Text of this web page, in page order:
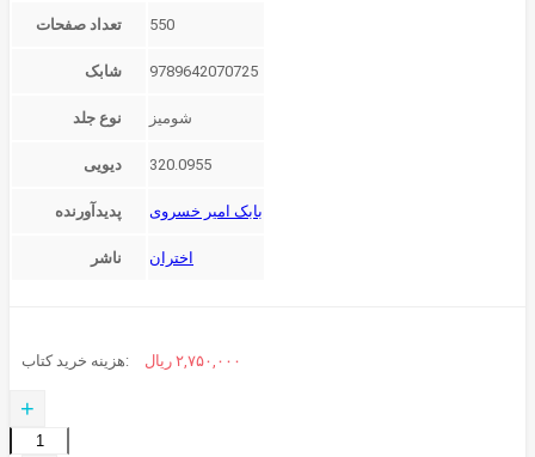
تعداد صفحات 550
شابک 9789642070725
نوع جلد شوميز
دیویی 320.0955
پدیدآورنده بابک امیر خسروی
ناشر اختران
هزینه خرید کتاب: ۲,۷۵۰,۰۰۰ ریال
+
دولت